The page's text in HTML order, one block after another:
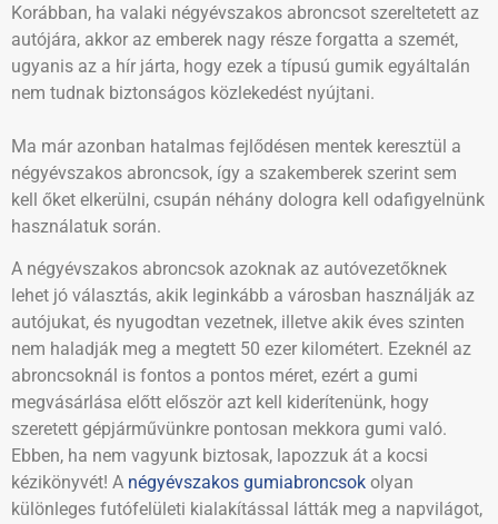
Korábban, ha valaki négyévszakos abroncsot szereltetett az
autójára, akkor az emberek nagy része forgatta a szemét,
ugyanis az a hír járta, hogy ezek a típusú gumik egyáltalán
nem tudnak biztonságos közlekedést nyújtani.
Ma már azonban hatalmas fejlődésen mentek keresztül a
négyévszakos abroncsok, így a szakemberek szerint sem
kell őket elkerülni, csupán néhány dologra kell odafigyelnünk
használatuk során.
A négyévszakos abroncsok azoknak az autóvezetőknek
lehet jó választás, akik leginkább a városban használják az
autójukat, és nyugodtan vezetnek, illetve akik éves szinten
nem haladják meg a megtett 50 ezer kilométert. Ezeknél az
abroncsoknál is fontos a pontos méret, ezért a gumi
megvásárlása előtt először azt kell kiderítenünk, hogy
szeretett gépjárművünkre pontosan mekkora gumi való.
Ebben, ha nem vagyunk biztosak, lapozzuk át a kocsi
kézikönyvét! A négyévszakos gumiabroncsok olyan
különleges futófelületi kialakítással látták meg a napvilágot,